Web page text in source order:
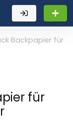
Backpapier für
für